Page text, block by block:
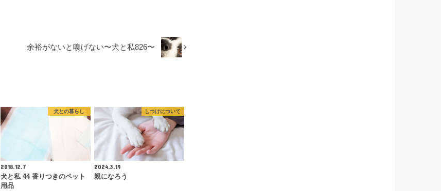
余裕がないと嗅げない〜犬と私826〜
犬との暮らし
2018.12.7
犬と私 44 香りつきのペット
用品
しつけについて
2024.3.19
親になろう